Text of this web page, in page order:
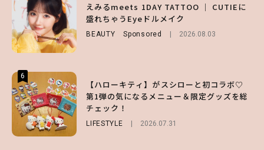
えみるmeets 1DAY TATTOO ｜ CUTIEに
盛れちゃうEyeドルメイク
BEAUTY Sponsored 2026.08.03
6
【ハローキティ】がスシローと初コラボ♡
第1弾の気になるメニュー＆限定グッズを総
チェック！
LIFESTYLE 2026.07.31
キープの秘訣や夏の過ごし方など独占インタ
ビュー！
ENTERTAINMENT 2026.07.31
6
【SNIDEL】長濱ねるとロマンティックトラ
ッドな秋はじめ｜2026秋の新作コーデ4選
第1弾の気になるメニュー＆限定グッズを総
チェック！
2026.07.31
6
【GU】夏の“主役級”アイテム決定！ヘルシ
ー＆可愛すぎる「大人の肌見せ」トップス3
選
FASHION 2026.07.19